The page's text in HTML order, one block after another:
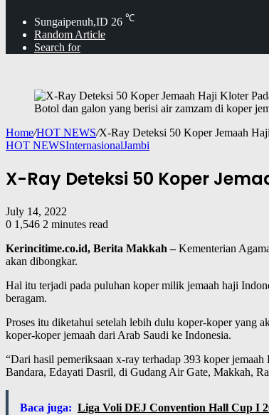
Sungaipenuh,ID 26 ℃
Random Article
Search for
Botol dan galon yang berisi air zamzam di koper
Home/HOT NEWS/X-Ray Deteksi 50 Koper Jemaah
HOT NEWSInternasionalJambi
X-Ray Deteksi 50 Koper
July 14, 2022
0 1,546 2 minutes read
Kerincitime.co.id, Berita Makkah –Kementerian
akan dibongkar.
Hal itu terjadi pada puluhan koper milik jemaah haji
beragam.
Proses itu diketahui setelah lebih dulu koper-koper yang
koper-koper jemaah dari Arab Saudi ke Indonesia.
“Dari hasil pemeriksaan x-ray terhadap 393 koper
Bandara, Edayati Dasril, di Gudang Air Gate, Makkah,
Baca juga: Liga Voli DEJ Convention Hall Cup I